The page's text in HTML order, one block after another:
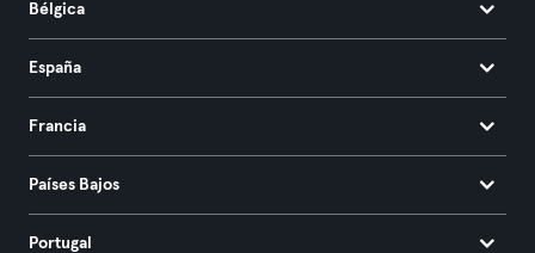
Bélgica
España
Francia
Países Bajos
Portugal